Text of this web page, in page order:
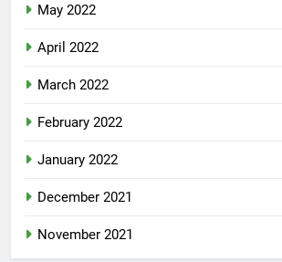
May 2022
April 2022
March 2022
February 2022
January 2022
December 2021
November 2021